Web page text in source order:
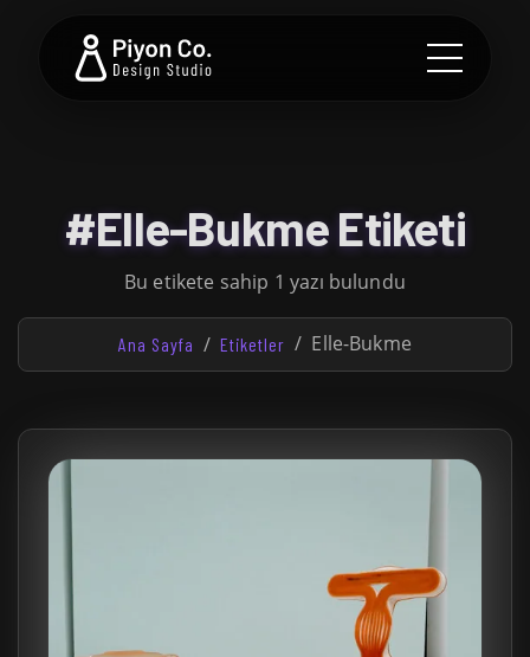
#Elle-Bukme Etiketi
Bu etikete sahip 1 yazı bulundu
Ana Sayfa Etiketler Elle-Bukme